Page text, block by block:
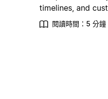
timelines, and
閱讀時間：5 分鐘